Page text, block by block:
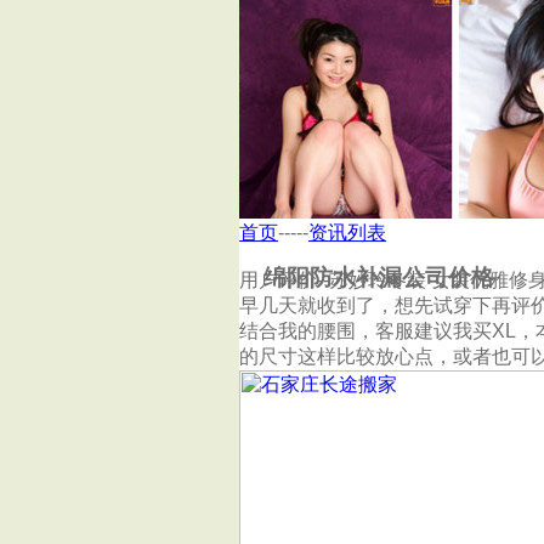
绵阳防水补漏公司价格
绵阳科茂防水补漏公司
首页-----资讯列表
用户评价--苏妙玲冬装 女装优雅修
早几天就收到了，想先试穿下再评
结合我的腰围，客服建议我买XL
的尺寸这样比较放心点，或者也可